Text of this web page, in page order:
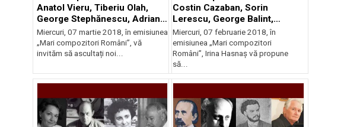
Anatol Vieru, Tiberiu Olah,
George Stephănescu, Adrian
Rațiu
Miercuri, 07 martie 2018, în emisiunea
„Mari compozitori Români”, vă
invităm să ascultați noi...
Costin Cazaban, Sorin
Lerescu, George Balint,
Theodor Grigoriu
Miercuri, 07 februarie 2018, în
emisiunea „Mari compozitori
Români”, Irina Hasnaș vă propune
să...